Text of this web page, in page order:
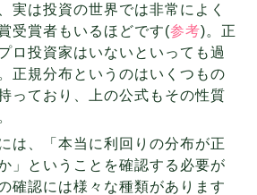
実は投資の世界では非常によく
受賞者もいるほどです(参考)。正
ロ投資家はいないといっても過
正規分布というのはいくつもの
っており、上の公式もその性質
は、「本当に利回りの分布が正
」ということを確認する必要が
確認には様々な種類があります